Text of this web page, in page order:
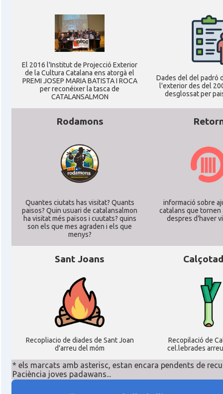
* + ambaixades i consolats
El 2016 l'Institut de Projecció Exterior
de la Cultura Catalana ens atorgà el
PREMI JOSEP MARIA BATISTA I ROCA
per reconéixer la tasca de
CATALANSALMON
Dades del del padró
l'exterior des del
desglossat per
Rodamons
Quantes ciutats has visitat? Quants
paisos? Quin usuari de catalansalmon
ha visitat més països i cuutats? quins
son els que mes agraden i els que
menys?
informació sobre
catalans que tornen
despres d'haver
Sant Joans
Recopliacio de diades de Sant Joan
d'arreu del móm
Recopilació de
cel.lebrades
* els marcats amb asterisc, estan encara pendents de
Paciència joves padawans...